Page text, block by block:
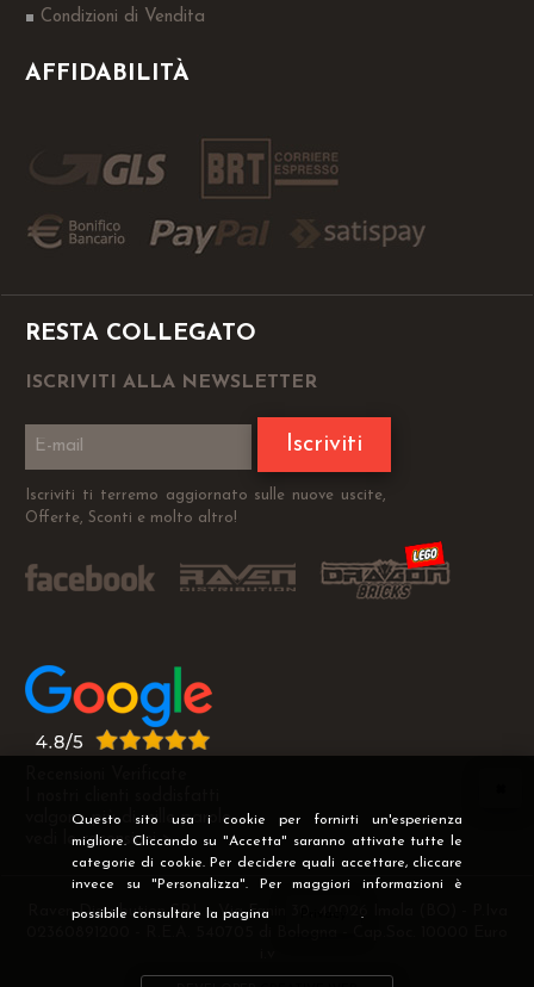
Questo sito usa i cookie per fornirti un'esperienza
migliore. Cliccando su "Accetta" saranno attivate tutte le
categorie di cookie. Per decidere quali accettare, cliccare
invece su "Personalizza". Per maggiori informazioni è
possibile consultare la pagina .
Condizioni di Vendita
AFFIDABILITÀ
RESTA COLLEGATO
ISCRIVITI ALLA NEWSLETTER
Iscriviti
Iscriviti ti terremo aggiornato sulle nuove uscite,
Offerte, Sconti e molto altro!
valgono più di mille parole
vedi le recensioni >
Raven Distribution SRL - Via Fanin 30, 40026 Imola (BO) - P.Iva